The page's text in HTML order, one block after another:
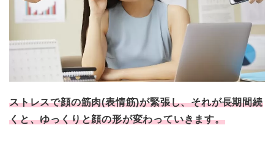
ストレスで顔の筋肉(表情筋)が緊張し、それが長期間続
くと、ゆっくりと顔の形が変わっていきます。